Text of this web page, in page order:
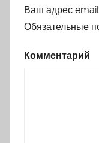
Ваш адрес email
Обязательные
Комментарий